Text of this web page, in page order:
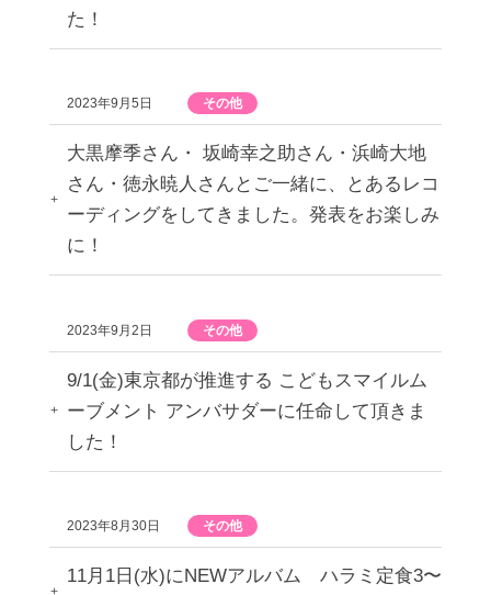
た！
2023年9月5日 その他
大黒摩季さん・ 坂崎幸之助さん・浜崎大地
さん・徳永暁人さんとご一緒に、とあるレコ
ーディングをしてきました。発表をお楽しみ
に！
2023年9月2日 その他
9/1(金)東京都が推進する こどもスマイルム
ーブメント アンバサダーに任命して頂きま
した！
2023年8月30日 その他
11月1日(水)にNEWアルバム ハラミ定食3〜